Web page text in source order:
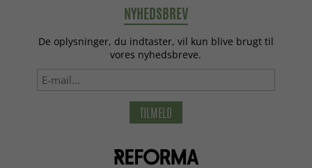
NYHEDSBREV
De oplysninger, du indtaster, vil kun blive brugt til
vores nyhedsbreve.
TILMELD